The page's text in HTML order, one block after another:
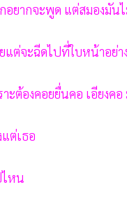
อยากจะพูด แต่สมองมัน
ต่จะฉีดไปที่ใบหน้าอย่า
ะต้องคอยยื่นคอ เอียงค
ต่เธอ
ไหน